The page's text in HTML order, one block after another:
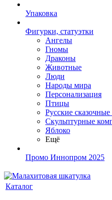
Упаковка
Фигурки, статуэтки
Ангелы
Гномы
Драконы
Животные
Люди
Народы мира
Персонализация
Птицы
Русские
Скульптурные
Яблоко
Ещё
Промо Иннопром 2025
Каталог